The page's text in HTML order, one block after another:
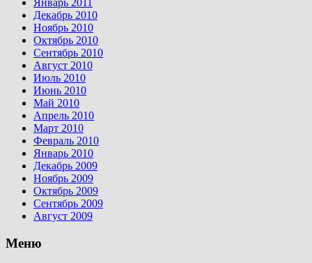
Январь 2011
Декабрь 2010
Ноябрь 2010
Октябрь 2010
Сентябрь 2010
Август 2010
Июль 2010
Июнь 2010
Май 2010
Апрель 2010
Март 2010
Февраль 2010
Январь 2010
Декабрь 2009
Ноябрь 2009
Октябрь 2009
Сентябрь 2009
Август 2009
Меню